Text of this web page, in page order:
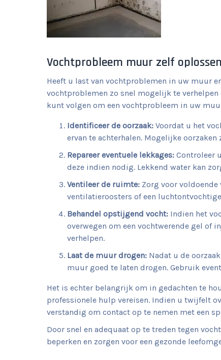
Vochtprobleem muur zelf oplossen
Heeft u last van vochtproblemen in uw muur
vochtproblemen zo snel mogelijk te
kunt volgen om een vochtprobleem in uw
Identificeer de oorzaak: Voordat u het
ervan te achterhalen. Mogelijke
Repareer eventuele lekkages: Controleer
deze indien nodig. Lekkend water kan
Ventileer de ruimte: Zorg voor
ventilatieroosters of een
Behandel opstijgend vocht: Indien het
overwegen om een vochtwerende gel of
verhelpen.
Laat de muur drogen: Nadat u de
muur goed te laten drogen. Gebruik
Het is echter belangrijk om in gedachten te
professionele hulp vereisen. Indien u twijfelt
verstandig om contact op te nemen met een
Door snel en adequaat op te treden tegen
beperken en zorgen voor een gezonde